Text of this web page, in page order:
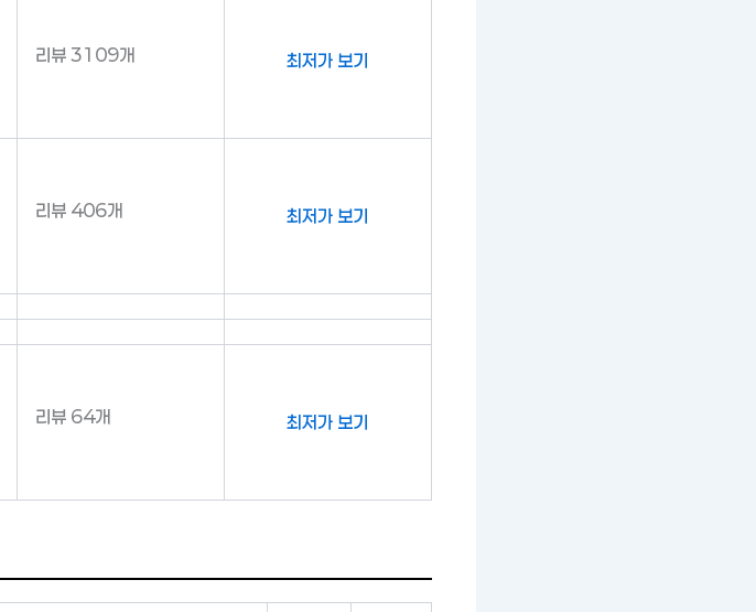
리뷰 3109개 최저가 보기
리뷰 406개 최저가 보기
리뷰 64개 최저가 보기